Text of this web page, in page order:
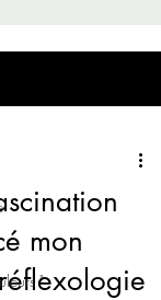
"
mon